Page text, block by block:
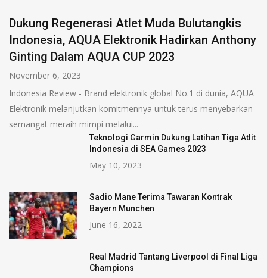
Dukung Regenerasi Atlet Muda Bulutangkis
Indonesia, AQUA Elektronik Hadirkan Anthony
Ginting Dalam AQUA CUP 2023
November 6, 2023
Indonesia Review - Brand elektronik global No.1 di dunia, AQUA
Elektronik melanjutkan komitmennya untuk terus menyebarkan
semangat meraih mimpi melalui...
Teknologi Garmin Dukung Latihan Tiga Atlit
Indonesia di SEA Games 2023
May 10, 2023
Sadio Mane Terima Tawaran Kontrak
Bayern Munchen
June 16, 2022
Real Madrid Tantang Liverpool di Final Liga
Champions